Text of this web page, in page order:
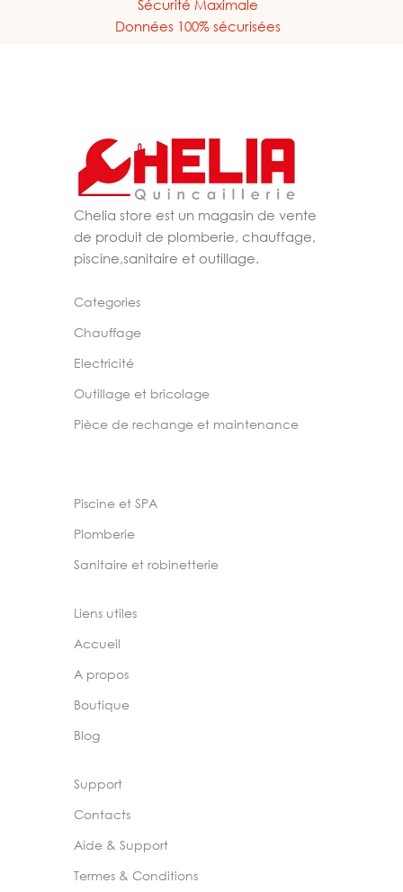
Sécurité Maximale
Données 100% sécurisées
Chelia store est un magasin de vente
de produit de plomberie, chauffage,
piscine,sanitaire et outillage.
Categories
Chauffage
Electricité
Outillage et bricolage
Pièce de rechange et maintenance
Piscine et SPA
Plomberie
Sanitaire et robinetterie
Liens utiles
Accueil
A propos
Boutique
Blog
Support
Contacts
Aide & Support
Termes & Conditions